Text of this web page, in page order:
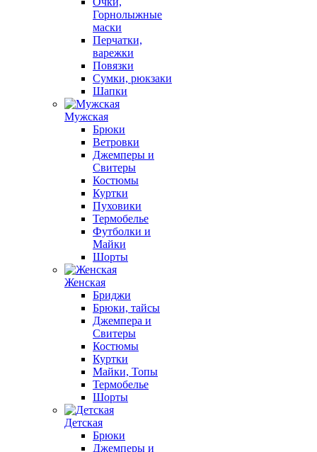
Горнолыжные
маски
Перчатки,
варежки
Повязки
Сумки, рюкзаки
Шапки
Мужская
Брюки
Ветровки
Джемперы и
Свитеры
Костюмы
Куртки
Пуховики
Термобелье
Футболки и
Майки
Шорты
Женская
Бриджи
Брюки, тайсы
Джемпера и
Свитеры
Костюмы
Куртки
Майки, Топы
Термобелье
Шорты
Детская
Брюки
Джемперы и